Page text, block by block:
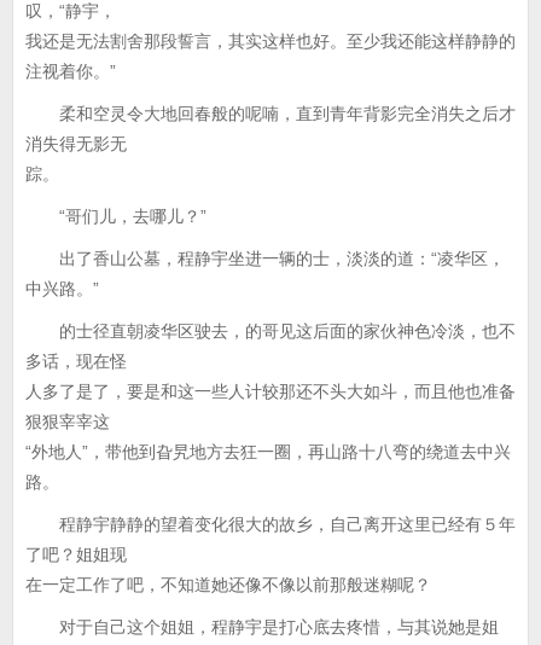
叹，“静宇，
我还是无法割舍那段誓言，其实这样也好。至少我还能这样静静的
注视着你。”
柔和空灵令大地回春般的呢喃，直到青年背影完全消失之后才
消失得无影无
踪。
“哥们儿，去哪儿？”
出了香山公墓，程静宇坐进一辆的士，淡淡的道：“凌华区，
中兴路。”
的士径直朝凌华区驶去，的哥见这后面的家伙神色冷淡，也不
多话，现在怪
人多了是了，要是和这一些人计较那还不头大如斗，而且他也准备
狠狠宰宰这
“外地人”，带他到旮旯地方去狂一圈，再山路十八弯的绕道去中兴
路。
程静宇静静的望着变化很大的故乡，自己离开这里已经有５年
了吧？姐姐现
在一定工作了吧，不知道她还像不像以前那般迷糊呢？
对于自己这个姐姐，程静宇是打心底去疼惜，与其说她是姐